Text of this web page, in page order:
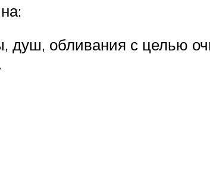
душ, обливания с целью